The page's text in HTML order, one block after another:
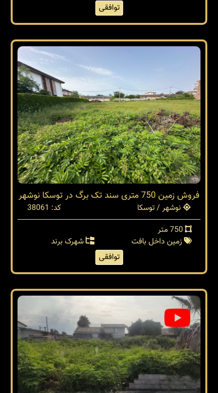
توافقی
فروش زمین 750 متری سند تک برگ در توسکا نوشهر
نوشهر / توسکا
کد: 38061
زمین داخل بافت
شهرک برند
توافقی